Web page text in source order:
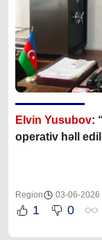
Elvin Yusubov:
operativ həll
Region 03-06-2026
1 0